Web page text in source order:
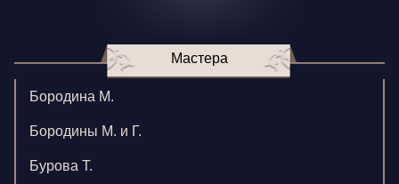
Мастера
Бородина М.
Бородины М. и Г.
Бурова Т.